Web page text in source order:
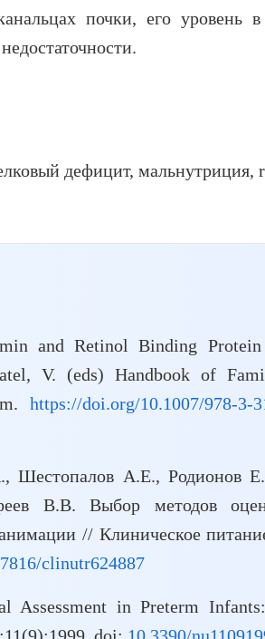
почки, его уровень
дефицит, мальнутриция,
and Retinol Binding Protein
V. (eds) Handbook of
https://doi.org/10.1007/978-3-
Шестопалов А.Е., Родионов
В.В. Выбор методов
// Клиническое
clinutr624887
Assessment in Preterm